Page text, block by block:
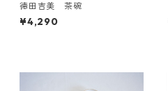
徳田吉美 茶碗
¥4,290